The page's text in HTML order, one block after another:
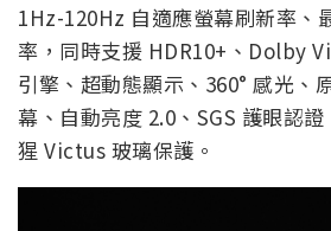
1Hz-120Hz 自適應螢幕刷新率、
率，同時支援 HDR10+、Dolby
引擎、超動態顯示、360° 感光、
幕、自動亮度 2.0、SGS 護眼認
猩 Victus 玻璃保護。